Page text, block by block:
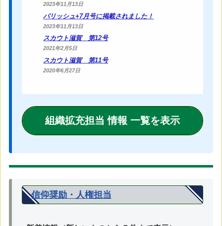
2023年11月13日
パリッシュ+7月号に掲載されました！
2023年11月13日
スカウト滋賀 第12号
2021年2月5日
スカウト滋賀 第11号
2020年6月27日
組織拡充担当 情報 一覧を表示
信仰奨励・人権担当